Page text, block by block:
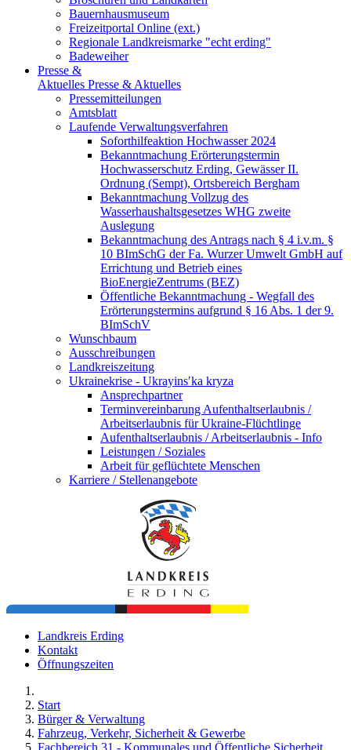
Bauernhausmuseum
Freizeitportal Online (ext.)
Regionale Landkreismarke "echt erding"
Badeweiher
Presse &
Aktuelles Presse & Aktuelles
Pressemitteilungen
Amtsblatt
Laufende Verwaltungsverfahren
Soforthilfeaktion Hochwasser 2024
Bekanntmachung Erörterungstermin
Hochwasserschutz Erding, Gewässer II.
Ordnung (Sempt), Ortsbereich Bergham
Bekanntmachung Vollzug des
Wasserhaushaltsgesetzes WHG zweite
Auslegung
Bekanntmachung des Antrags nach § 4 i.v.m. §
10 BImSchG der Fa. Wurzer Umwelt GmbH auf
Errichtung und Betrieb eines
BioEnergieZentrums (BEZ)
Öffentliche Bekanntmachung - Wegfall des
Erörterungstermins aufgrund § 16 Abs. 1 der 9.
BImSchV
Wunschbaum
Ausschreibungen
Landkreiszeitung
Ukrainekrise - Ukrayinsʹka kryza
Ansprechpartner
Terminvereinbarung Aufenthaltserlaubnis /
Arbeitserlaubnis für Ukraine-Flüchtlinge
Aufenthaltserlaubnis / Arbeitserlaubnis - Info
Leistungen / Soziales
Arbeit für geflüchtete Menschen
Karriere / Stellenangebote
Landkreis Erding
Kontakt
Öffnungszeiten
Start
Bürger & Verwaltung
Fahrzeug, Verkehr, Sicherheit & Gewerbe
Fachbereich 31 - Kommunales und Öffentliche Sicherheit